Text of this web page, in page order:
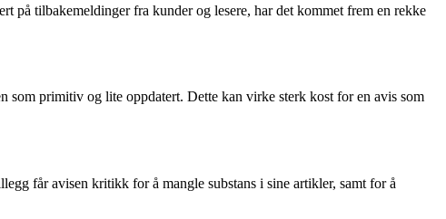
på tilbakemeldinger fra kunder og lesere, har det kommet frem en rekke
som primitiv og lite oppdatert. Dette kan virke sterk kost for en avis som
får avisen kritikk for å mangle substans i sine artikler, samt for å